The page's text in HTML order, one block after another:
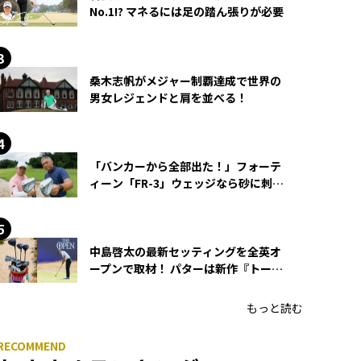
No.1!? マネるには足の踏ん張りが必要
桑木志帆がメジャー制覇達成で世界の
男女レジェンドと肩を並べる！
「バンカーから全部出た！」フォーテ
ィーン「FR-3」ウェッジなら砂に刺さ
中島啓太の最新セッティングを全英オ
ープンで取材！ パターは新作『トーチ
もっと読む